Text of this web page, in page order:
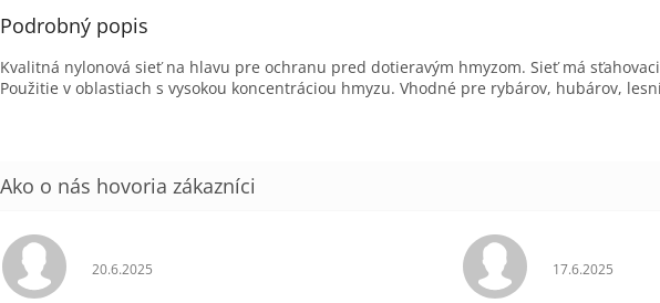
Podrobný popis
Kvalitná nylonová sieť na hlavu pre ochranu pred dotieravým hmyzom. Sieť má
Použitie v oblastiach s vysokou koncentráciou hmyzu. Vhodné pre rybárov, hubárov,
Hodnotenie obchodu je 5 z 5 hviezdičiek.
20.6.2025 Hodnotenie
17.6.2025